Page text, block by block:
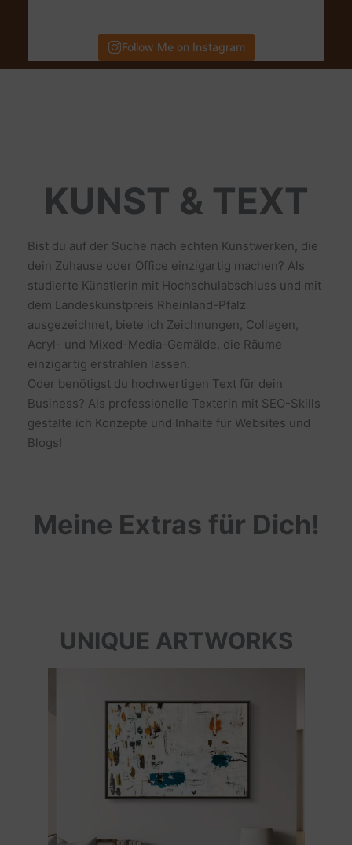
Follow Me on Instagram
KUNST & TEXT
Bist du auf der Suche nach echten Kunstwerken, die
dein Zuhause oder Office einzigartig machen? Als
studierte Künstlerin mit Hochschulabschluss und mit
dem Landeskunstpreis Rheinland-Pfalz
ausgezeichnet, biete ich Zeichnungen, Collagen,
Acryl- und Mixed-Media-Gemälde, die Räume
einzigartig erstrahlen lassen.
Oder benötigst du hochwertigen Text für dein
Business? Als professionelle Texterin mit SEO-Skills
gestalte ich Konzepte und Inhalte für Websites und
Blogs!
Meine Extras für Dich!
UNIQUE ARTWORKS